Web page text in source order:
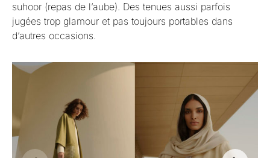
suhoor (repas de l’aube). Des tenues aussi parfois
jugées trop glamour et pas toujours portables dans
d’autres occasions.